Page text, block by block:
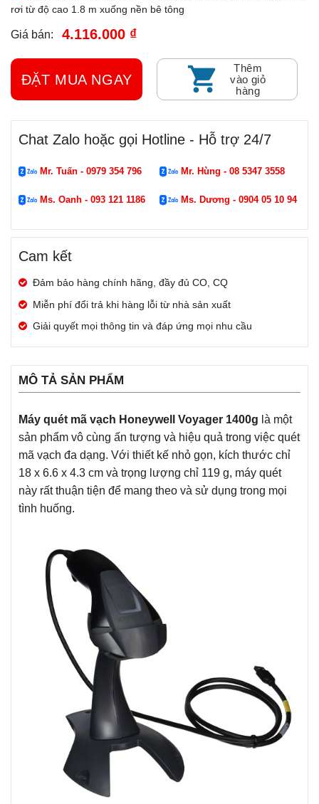
rơi từ độ cao 1.8 m xuống nền bê tông
Giá bán: 4.116.000 ₫
ĐẶT MUA NGAY
Thêm
vào giỏ
hàng
Chat Zalo hoặc gọi Hotline - Hỗ trợ 24/7
Mr. Tuấn - 0979 354 796 Mr. Hùng - 08 5347 3558
Ms. Oanh - 093 121 1186 Ms. Dương - 0904 05 10 94
Cam kết
Đảm bảo hàng chính hãng, đầy đủ CO, CQ
Miễn phí đổi trả khi hàng lỗi từ nhà sản xuất
Giải quyết mọi thông tin và đáp ứng mọi nhu cầu
MÔ TẢ SẢN PHẨM
Máy quét mã vạch Honeywell Voyager 1400g là một
sản phẩm vô cùng ấn tượng và hiệu quả trong việc quét
mã vạch đa dạng. Với thiết kế nhỏ gọn, kích thước chỉ
18 x 6.6 x 4.3 cm và trọng lượng chỉ 119 g, máy quét
này rất thuận tiện để mang theo và sử dụng trong mọi
tình huống.